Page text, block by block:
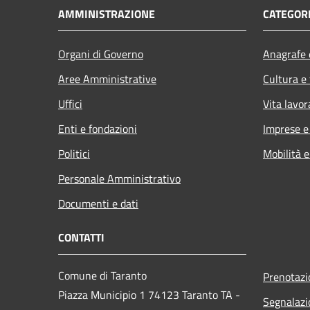
AMMINISTRAZIONE
Organi di Governo
Aree Amministrative
Uffici
Enti e fondazioni
Politici
Personale Amministrativo
Documenti e dati
Cultura
Vita
Imprese
Mobilità
CONTATTI
Comune di Taranto
Piazza Municipio 1 74123 Taranto TA -